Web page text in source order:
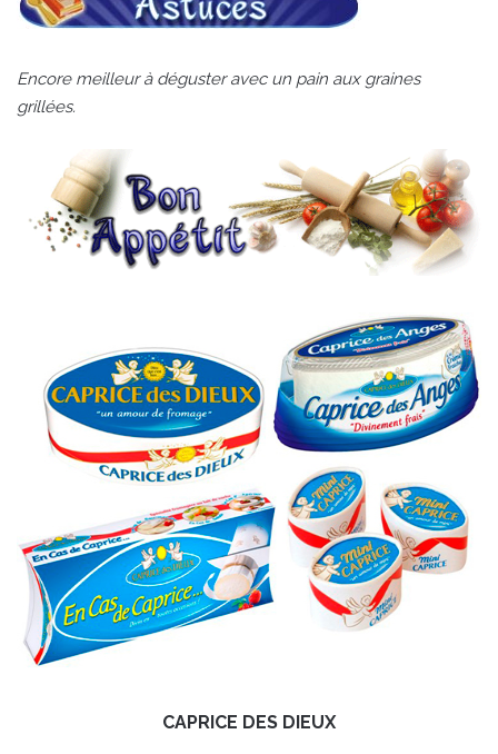
Encore meilleur à déguster avec un pain aux graines
grillées.
CAPRICE DES DIEUX